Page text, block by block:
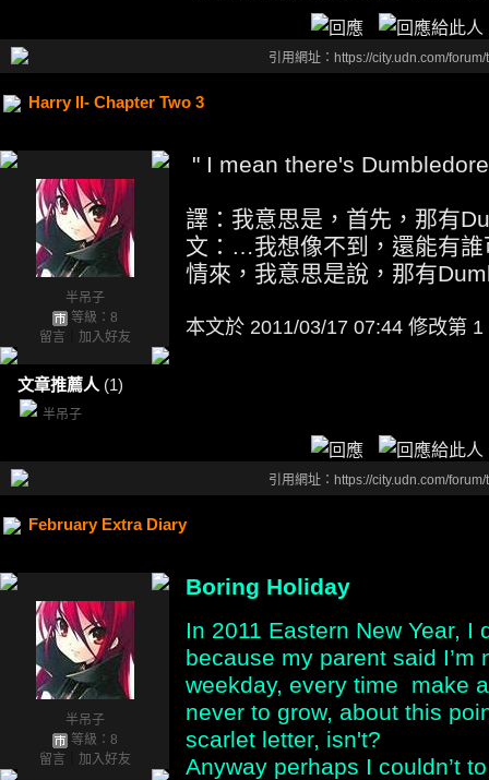
引用網址：https://city.udn.com/
Harry II- Chapter Two 3
半吊子
等級：8
留言
加入好友
文章推薦人 (1)
半吊子
" I mean there's
譯：我意思是，首先，那有
文：…我想像不到，還能有
情來，我意思是說，那有
本文於 2011/03/17 07:44 修改第 1
引用網址：https://city.udn.com/
February Extra Diary
半吊子
等級：8
留言
加入好友
Boring Holiday
In 2011 Eastern New Year, I
because my parent said
weekday, every time make
never to grow, about this
scarlet letter, isn't?
Anyway perhaps I couldn’t